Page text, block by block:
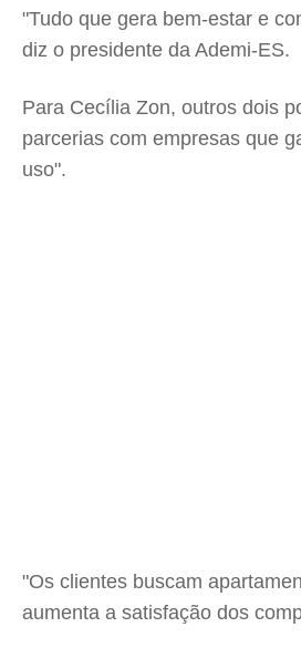
"Tudo que gera bem-estar e
diz o presidente da Ademi-ES.
Para Cecília Zon, outros dois
parcerias com empresas que
uso".
"Os clientes buscam
aumenta a satisfação dos